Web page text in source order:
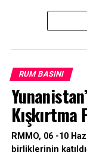
RUM BASINI
Kışkırtma
RMMO, 06 -10
birliklerinin